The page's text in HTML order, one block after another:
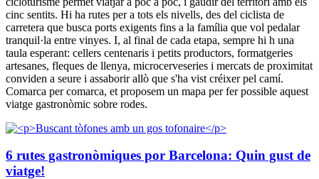
cinc sentits. Hi ha rutes per a tots els nivells, des del ciclista de
carretera que busca ports exigents fins a la família que vol pedalar
tranquil·la entre vinyes. I, al final de cada etapa, sempre hi h una
taula esperant: cellers centenaris i petits productors, formatgeries
artesanes, fleques de llenya, microcerveseries i mercats de proximitat
conviden a seure i assaborir allò que s'ha vist créixer pel camí.
Comarca per comarca, et proposem un mapa per fer possible aquest
viatge gastronòmic sobre rodes.
6 rutes gastronòmiques por Barcelona: Quin gust de
viatge!